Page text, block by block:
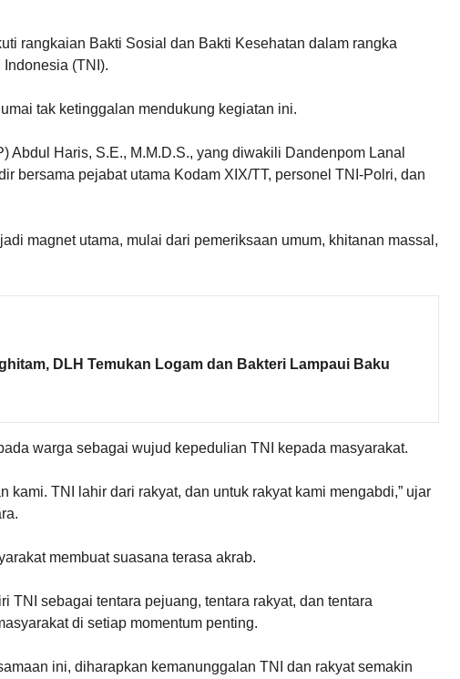
rangkaian Bakti Sosial dan Bakti Kesehatan dalam rangka
(TNI).
tak ketinggalan mendukung kegiatan ini.
Abdul Haris, S.E., M.M.D.S., yang diwakili Dandenpom Lanal
bersama pejabat utama Kodam XIX/TT, personel TNI-Polri, dan
magnet utama, mulai dari pemeriksaan umum, khitanan massal,
DLH Temukan Logam dan Bakteri Lampaui Baku
warga sebagai wujud kepedulian TNI kepada masyarakat.
kami. TNI lahir dari rakyat, dan untuk rakyat kami mengabdi,” ujar
membuat suasana terasa akrab.
TNI sebagai tentara pejuang, tentara rakyat, dan tentara
di setiap momentum penting.
ini, diharapkan kemanunggalan TNI dan rakyat semakin